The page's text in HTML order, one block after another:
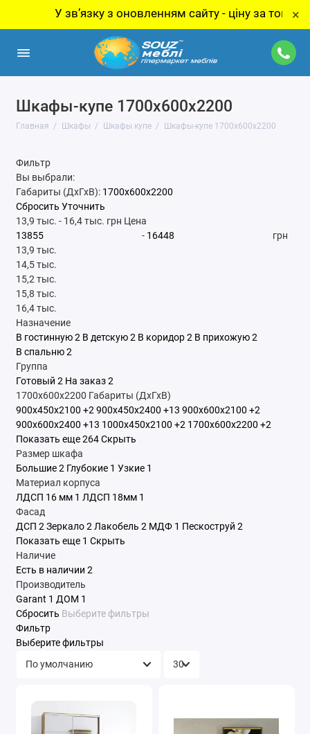
У звʼязку з оновленням сайту - ціну за товар ×
Шкафы-купе 1700x600x2200
Главная Шкафы Шкафы купе Шкафы-купе 1700x600x2200
Фильтр
Вы выбрали:
Габариты (ДхГхВ): 1700x600x2200
Сбросить Уточнить
13,9 тыс. - 16,4 тыс. грн Цена
-
грн
13,9 тыс.
14,5 тыс.
15,2 тыс.
15,8 тыс.
16,4 тыс.
Назначение
В гостинную 2 В детскую 2 В коридор 2 В прихожую 2
В спальню 2
Группа
Готовый 2 На заказ 2
1700x600x2200 Габариты (ДхГхВ)
900x450x2100 +2 900x450x2400 +13 900x600x2100 +2
900x600x2400 +13 1000x450x2100 +2 1700x600x2200 +2
Показать еще 264Скрыть
Размер шкафа
Большие 2 Глубокие 1 Узкие 1
Материал корпуса
ЛДСП 16 мм 1 ЛДСП 18мм 1
Фасад
ДСП 2 Зеркало 2 Лакобель 2 МДФ 1 Пескоструй 2
Показать еще 1 Скрыть
Наличие
Есть в наличии 2
Производитель
Garant 1 ДОМ 1
Сбросить Выберите фильтры
Фильтр
Выберите фильтры